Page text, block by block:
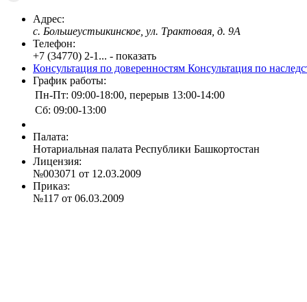
Адрес:
с. Большеустьикинское, ул. Трактовая, д. 9А
Телефон:
+7 (34770) 2-1... - показать
Консультация по доверенностям Консультация по
График работы:
Пн-Пт: 09:00-18:00, перерыв 13:00-14:00
Сб: 09:00-13:00
Палата:
Нотариальная палата Республики Башкортостан
Лицензия:
№003071 от 12.03.2009
Приказ:
№117 от 06.03.2009